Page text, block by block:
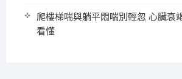
爬樓梯喘與躺平悶喘別輕忽 心臟衰
看懂